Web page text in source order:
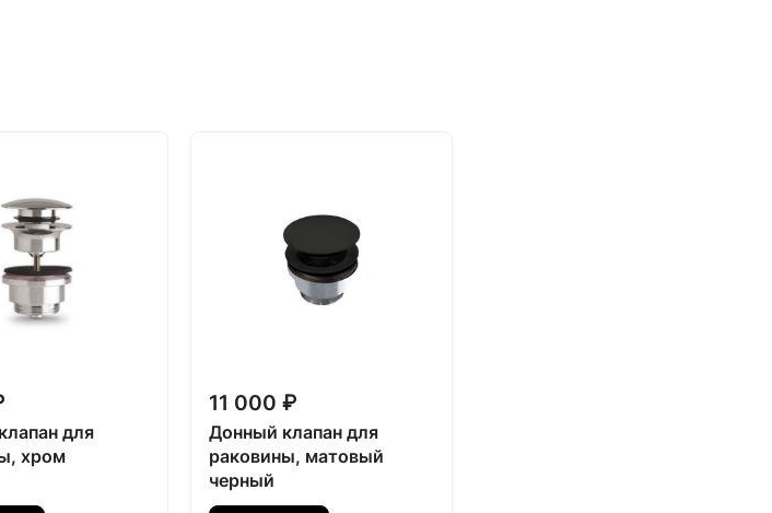
для
хром
11 000 ₽
Донный клапан для
раковины, матовый
черный